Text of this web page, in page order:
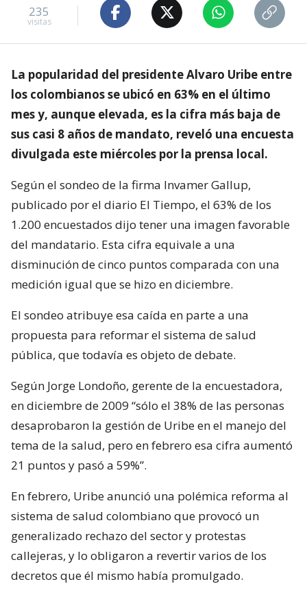
235
visitas
La popularidad del presidente Alvaro Uribe entre
los colombianos se ubicó en 63% en el último
mes y, aunque elevada, es la cifra más baja de
sus casi 8 años de mandato, reveló una encuesta
divulgada este miércoles por la prensa local.
Según el sondeo de la firma Invamer Gallup,
publicado por el diario El Tiempo, el 63% de los
1.200 encuestados dijo tener una imagen favorable
del mandatario. Esta cifra equivale a una
disminución de cinco puntos comparada con una
medición igual que se hizo en diciembre.
El sondeo atribuye esa caída en parte a una
propuesta para reformar el sistema de salud
pública, que todavía es objeto de debate.
Según Jorge Londoño, gerente de la encuestadora,
en diciembre de 2009 “sólo el 38% de las personas
desaprobaron la gestión de Uribe en el manejo del
tema de la salud, pero en febrero esa cifra aumentó
21 puntos y pasó a 59%”.
En febrero, Uribe anunció una polémica reforma al
sistema de salud colombiano que provocó un
generalizado rechazo del sector y protestas
callejeras, y lo obligaron a revertir varios de los
decretos que él mismo había promulgado.